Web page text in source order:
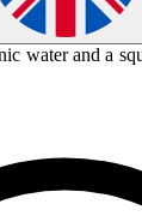
water and a